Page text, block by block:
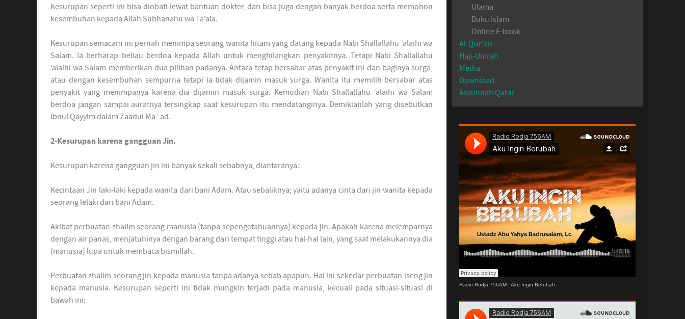
Kesurupan seperti ini bisa diobati lewat bantuan dokter, dan bisa juga dengan banyak berdoa serta memohon
kesembuhan kepada Allah Subhanahu wa Ta’ala.
Kesurupan semacam ini pernah menimpa seorang wanita hitam yang datang kepada Nabi Shallallahu ‘alaihi wa
Salam. Ia berharap beliau berdoa kepada Allah untuk menghilangkan penyakitnya. Tetapi Nabi Shallallahu
‘alaihi wa Salam memberikan dua pilihan padanya. Antara tetap bersabar atas penyakit ini dan baginya surga,
atau dengan kesembuhan sempurna tetapi ia tidak dijamin masuk surga. Wanita itu memilih bersabar atas
penyakit yang menimpanya karena dia dijamin masuk surga. Kemudian Nabi Shallallahu ‘alaihi wa Salam
berdoa jangan sampai auratnya tersingkap saat kesurupan itu mendatanginya. Demikianlah yang disebutkan
Ibnul Qayyim dalam Zaadul Ma`ad.
2-Kesurupan karena gangguan Jin.
Kesurupan karena gangguan jin ini banyak sekali sebabnya, diantaranya:
Kecintaan Jin laki-laki kepada wanita dari bani Adam. Atau sebaliknya; yaitu adanya cinta dari jin wanita kepada
seorang lelaki dari bani Adam.
Akibat perbuatan zhalim seorang manusia (tanpa sepengetahuannya) kepada jin. Apakah karena melemparnya
dengan air panas, menjatuhinya dengan barang dari tempat tinggi atau hal-hal lain, yang saat melakukannya dia
(manusia) lupa untuk membaca bismillah.
Perbuatan zhalim seorang jin kepada manusia tanpa adanya sebab apapun. Hal ini sekedar perbuatan iseng jin
kepada manusia. Kesurupan seperti ini tidak mungkin terjadi pada manusia, kecuali pada situasi-situasi di
bawah ini:
Ulama
Buku Islam
Online E-book
Al-Qur'an
Haji-Umrah
Media
Download
Assunnah Qatar
Radio Rodja 756AM ·Aku Ingin Berubah